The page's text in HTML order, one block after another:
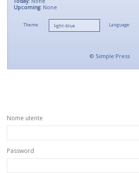
Upcoming: None
Theme: Language:
© Simple:Press
Nome utente
Password